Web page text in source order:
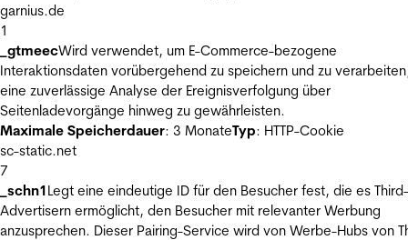
garnius.de
1
_gtmeecWird verwendet, um E-Commerce-bezogene
Interaktionsdaten vorübergehend zu speichern und zu
eine zuverlässige Analyse der Ereignisverfolgung über
Seitenladevorgänge hinweg zu gewährleisten.
Maximale Speicherdauer: 3 MonateTyp: HTTP-Cookie
sc-static.net
7
_schn1Legt eine eindeutige ID für den Besucher fest, die es
Advertisern ermöglicht, den Besucher mit relevanter Werbung
anzusprechen. Dieser Pairing-Service wird von Werbe-Hubs von